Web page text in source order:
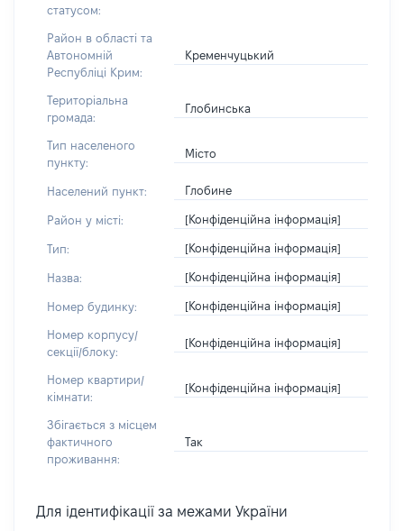
статусом:
Район в області та
Автономній
Республіці Крим:
Кременчуцький
Територіальна
громада:
Глобинська
Тип населеного
пункту:
Місто
Населений пункт: Глобине
Район у місті: [Конфіденційна інформація]
Тип: [Конфіденційна інформація]
Назва: [Конфіденційна інформація]
Номер будинку: [Конфіденційна інформація]
Номер корпусу/
секції/блоку:
[Конфіденційна інформація]
Номер квартири/
кімнати:
[Конфіденційна інформація]
Збігається з місцем
фактичного
проживання:
Так
Для ідентифікації за межами України